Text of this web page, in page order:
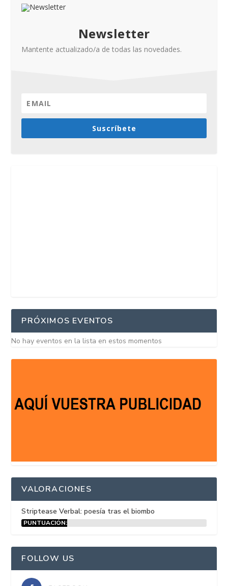
Newsletter
Mantente actualizado/a de todas las novedades.
Suscríbete
PRÓXIMOS EVENTOS
No hay eventos en la lista en estos momentos
VALORACIONES
Striptease Verbal: poesía tras el biombo
PUNTUACIÓN:
FOLLOW US